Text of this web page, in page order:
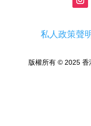
私人政策聲
版權所有 © 2025 香